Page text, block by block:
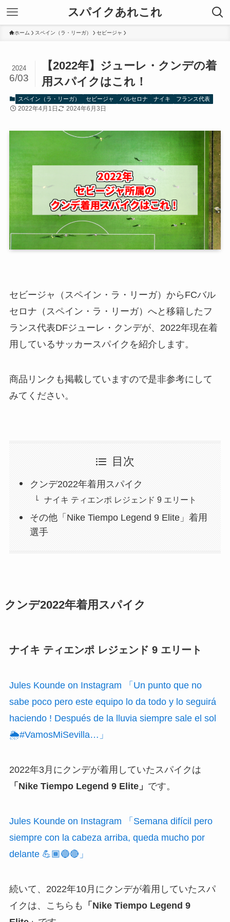
スパイクあれこれ
ホーム スペイン（ラ・リーガ） セビージャ
【2022年】ジューレ・クンデの着
用スパイクはこれ！
2024
6/03
スペイン（ラ・リーガ） セビージャ バルセロナ ナイキ フランス代表
2022年4月1日 2024年6月3日
セビージャ（スペイン・ラ・リーガ）からFCバル
セロナ（スペイン・ラ・リーガ）へと移籍したフ
ランス代表DFジューレ・クンデが、2022年現在着
用しているサッカースパイクを紹介します。
商品リンクも掲載していますので是非参考にして
みてください。
目次
クンデ2022年着用スパイク
ナイキ ティエンポ レジェンド 9 エリート
その他「Nike Tiempo Legend 9 Elite」着用
選手
クンデ2022年着用スパイク
ナイキ ティエンポ レジェンド 9 エリート
Jules Kounde on Instagram 「Un punto que no
sabe poco pero este equipo lo da todo y lo seguirá
haciendo ! Después de la lluvia siempre sale el sol
🌦#VamosMiSevilla…」
2022年3月にクンデが着用していたスパイクは
「Nike Tiempo Legend 9 Elite」 です。
Jules Kounde on Instagram 「Semana difícil pero
siempre con la cabeza arriba, queda mucho por
delante 💪🏾🔵🔴」
続いて、2022年10月にクンデが着用していたスパ
イクは、こちらも
「Nike Tiempo Legend 9